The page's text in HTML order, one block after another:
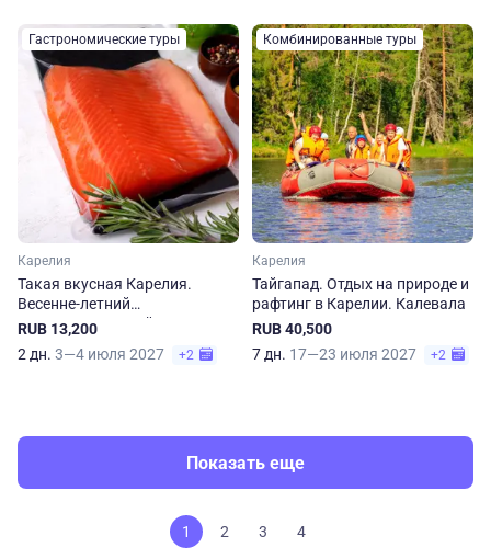
Гастрономические туры
Карелия
Такая вкусная Карелия.
Весенне-летний
гастрономический тур.
Петербурга
RUB 13,200
2 дн. 3—4 июля 2027 +2
Комбинированные туры
Карелия
Тайгапад. Отдых на природе и
рафтинг в Карелии. Калевала
RUB 40,500
7 дн. 17—23 июля 2027 +2
Показать еще
1 2 3 4